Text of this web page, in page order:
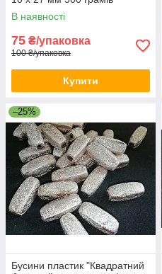
В наявності
75 ₴/упаковка
100 ₴/упаковка
Купити
–25%
Бусини пластик "Квадратний